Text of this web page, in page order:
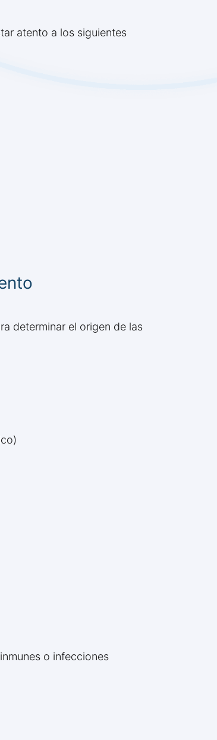
atento a los siguientes
determinar el origen de las
o infecciones